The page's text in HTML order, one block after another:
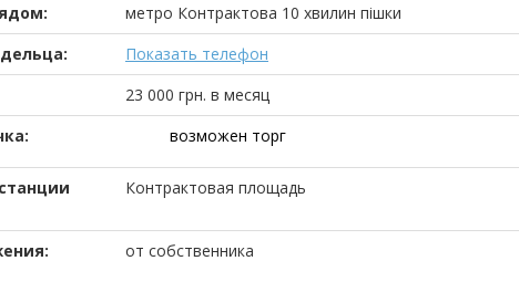
метро Контрактова 10 хвилин пішки
Показать телефон
23 000 грн. в месяц
возможен торг
Контрактовая площадь
от собственника